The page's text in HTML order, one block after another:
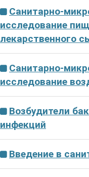
Санитарно-
исследование
лекарственного
Санитарно-
исследование
Возбудители
инфекций
Введение в